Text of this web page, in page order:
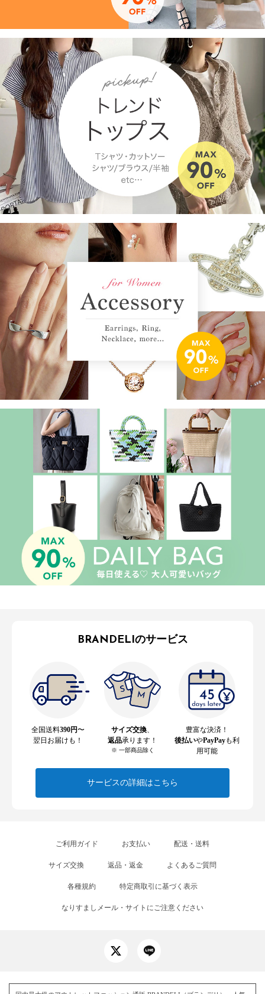
BRANDELIのサービス
全国送料390円〜
翌日お届けも！
サイズ交換
返品承ります！
※ 一部商品除く
豊富な決済！
後払いやPayPayも利
用可能
サービスの詳細はこちら
ご利用ガイド お支払い 配送・送料
サイズ交換 返品・返金 よくあるご質問
各種規約 特定商取引に基づく表示
なりすましメール・サイトにご注意ください